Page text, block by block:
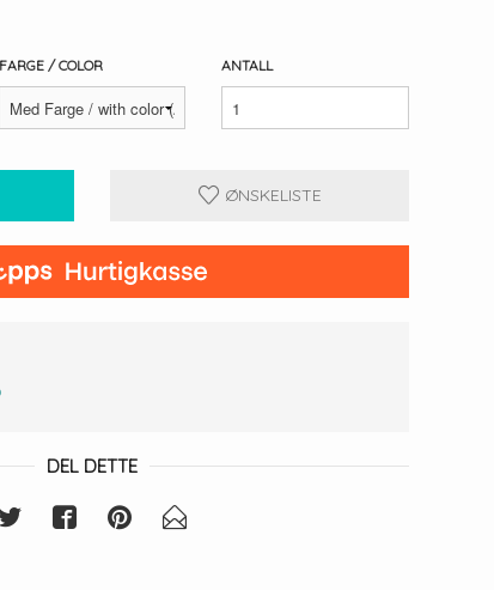
FARGE / COLOR ANTALL
ØNSKELISTE
DEL DETTE